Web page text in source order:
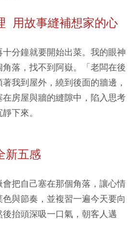
用故事縫補想家的心
分鐘就要開始出菜。我的眼神
落，找不到阿嶽。「老闆在後
我到屋外，繞到後面的牆邊，
房屋與牆的縫隙中，陷入思考
下來。
新五感
把自己塞在那個角落，讓心情
與節奏，並複習一遍今天要向
抬頭深吸一口氣，朝客人邁